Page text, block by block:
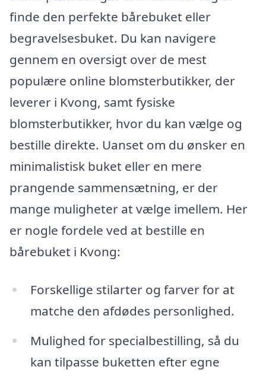
finde den perfekte bårebuket eller
begravelsesbuket. Du kan navigere
gennem en oversigt over de mest
populære online blomsterbutikker, der
leverer i Kvong, samt fysiske
blomsterbutikker, hvor du kan vælge og
bestille direkte. Uanset om du ønsker en
minimalistisk buket eller en mere
prangende sammensætning, er der
mange muligheter at vælge imellem. Her
er nogle fordele ved at bestille en
bårebuket i Kvong:
Forskellige stilarter og farver for at
matche den afdødes personlighed.
Mulighed for specialbestilling, så du
kan tilpasse buketten efter egne